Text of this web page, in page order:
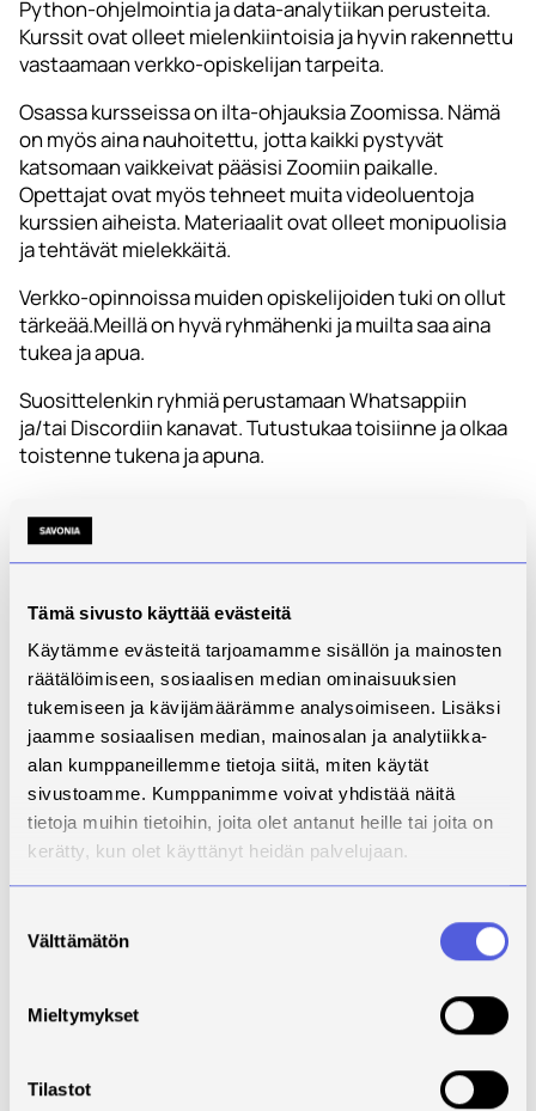
Tämä sivusto käyttää evästeitä
Käytämme evästeitä tarjoamamme sisällön ja mainosten
räätälöimiseen, sosiaalisen median ominaisuuksien
tukemiseen ja kävijämäärämme analysoimiseen. Lisäksi
jaamme sosiaalisen median, mainosalan ja analytiikka-
alan kumppaneillemme tietoja siitä, miten käytät
sivustoamme. Kumppanimme voivat yhdistää näitä
tietoja muihin tietoihin, joita olet antanut heille tai joita on
kerätty, kun olet käyttänyt heidän palvelujaan.
valinta
Välttämätön
Mieltymykset
Tilastot
Python-ohjelmointia ja data-analytiikan perusteita.
Kurssit ovat olleet mielenkiintoisia ja hyvin rakennettu
vastaamaan verkko-opiskelijan tarpeita.
Osassa kursseissa on ilta-ohjauksia Zoomissa. Nämä
on myös aina nauhoitettu, jotta kaikki pystyvät
katsomaan vaikkeivat pääsisi Zoomiin paikalle.
Opettajat ovat myös tehneet muita videoluentoja
kurssien aiheista. Materiaalit ovat olleet monipuolisia
ja tehtävät mielekkäitä.
Verkko-opinnoissa muiden opiskelijoiden tuki on ollut
tärkeää.Meillä on hyvä ryhmähenki ja muilta saa aina
tukea ja apua.
Suosittelenkin ryhmiä perustamaan Whatsappiin
ja/tai Discordiin kanavat. Tutustukaa toisiinne ja olkaa
toistenne tukena ja apuna.